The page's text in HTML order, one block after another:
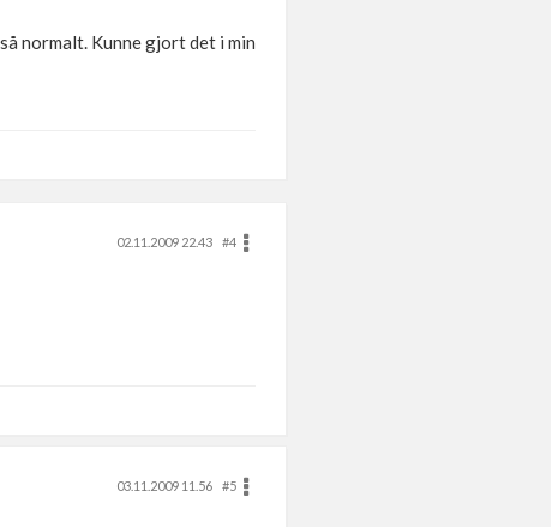
normalt. Kunne gjort det i min
02.11.2009 22.43
#4
03.11.2009 11.56
#5